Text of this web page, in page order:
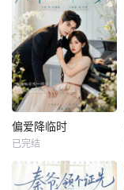
偏爱降临时
已完结